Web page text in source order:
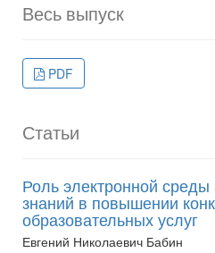
Весь выпуск
PDF
Статьи
Роль электронной среды
знаний в повышении
образовательных услуг
Евгений Николаевич Бабин